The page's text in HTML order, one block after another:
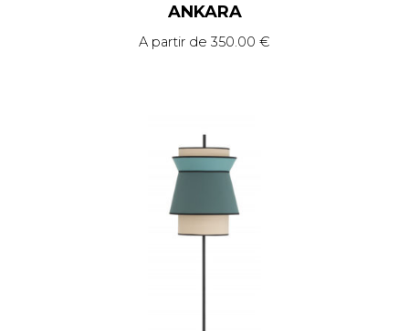
ANKARA
A partir de 350.00 €